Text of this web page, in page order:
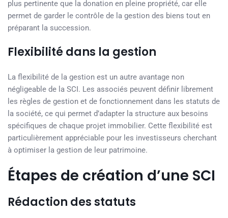
plus pertinente que la donation en pleine propriété, car elle
permet de garder le contrôle de la gestion des biens tout en
préparant la succession.
Flexibilité dans la gestion
La flexibilité de la gestion est un autre avantage non
négligeable de la SCI. Les associés peuvent définir librement
les règles de gestion et de fonctionnement dans les statuts de
la société, ce qui permet d’adapter la structure aux besoins
spécifiques de chaque projet immobilier. Cette flexibilité est
particulièrement appréciable pour les investisseurs cherchant
à optimiser la gestion de leur patrimoine.
Étapes de création d’une SCI
Rédaction des statuts